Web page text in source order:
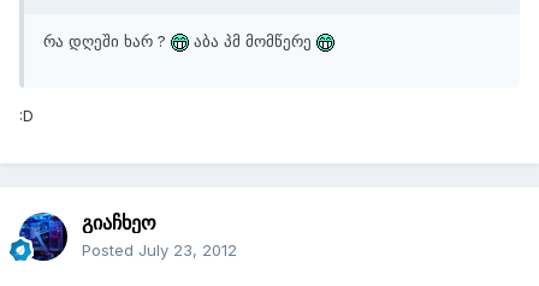
რა დღეში ხარ ? აბა პმ მომწერე
:D
გიაჩხეო
Posted July 23, 2012